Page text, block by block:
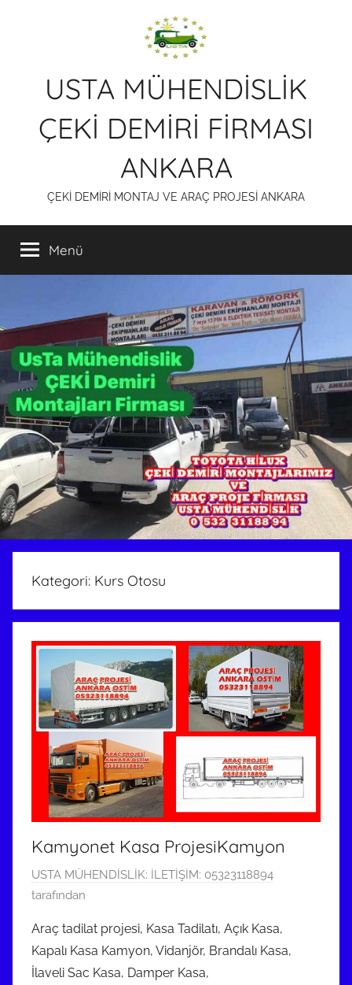
USTA MÜHENDİSLİK
ÇEKİ DEMİRİ FİRMASI
ANKARA
ÇEKİ DEMİRİ MONTAJ VE ARAÇ PROJESİ ANKARA
Menü
Kategori: Kurs Otosu
Kamyonet Kasa ProjesiKamyon
5
K
s
ı
m
USTA MÜHENDİSLİK: İLETİŞİM: 05323118894
tarafından
Araç tadilat projesi, Kasa Tadilatı, Açık Kasa,
Kapalı Kasa Kamyon, Vidanjör, Brandalı Kasa,
İlaveli Sac Kasa, Damper Kasa,